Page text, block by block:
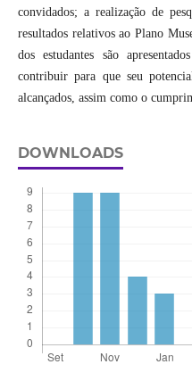
convidados; a realização de
resultados relativos ao Plano
dos estudantes são
contribuir para que seu
alcançados, assim como o
DOWNLOADS